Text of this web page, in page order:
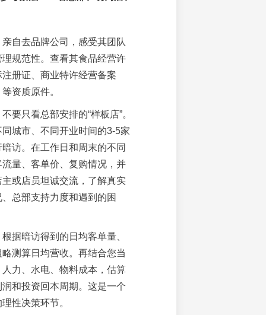
亲自去品牌公司，感受其团队
规范性。查看其食品经营许
册证、商业特许经营备案
资质原件。
不要只看总部安排的“样板店”。
城市、不同开业时间的3-5家
访。在工作日和周末的不同
量、客单价、复购情况，并
或店员坦诚交流，了解真实
总部支持力度和遇到的困
根据暗访得到的日均客单量、
测算日均营收。再结合您当
力、水电、物料成本，估算
和投资回本周期。这是一个
性决策环节。